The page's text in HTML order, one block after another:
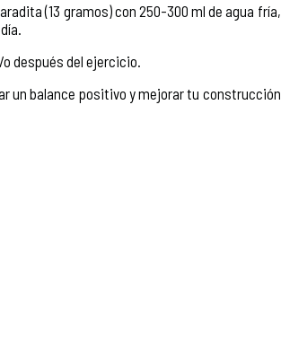
(13 gramos) con 250-300 ml de agua fría,
después del ejercicio.
un balance positivo y mejorar tu construcción